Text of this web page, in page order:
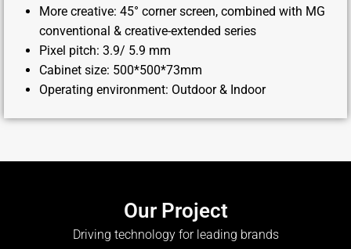
More creative: 45° corner screen, combined with MG
conventional & creative-extended series
Pixel pitch: 3.9/ 5.9 mm
Cabinet size: 500*500*73mm
Operating environment: Outdoor & Indoor
Our Project
Driving technology for leading brands